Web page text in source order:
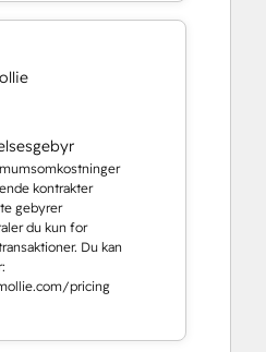
kontrakter
gebyrer
du kun for
Du kan
pricing